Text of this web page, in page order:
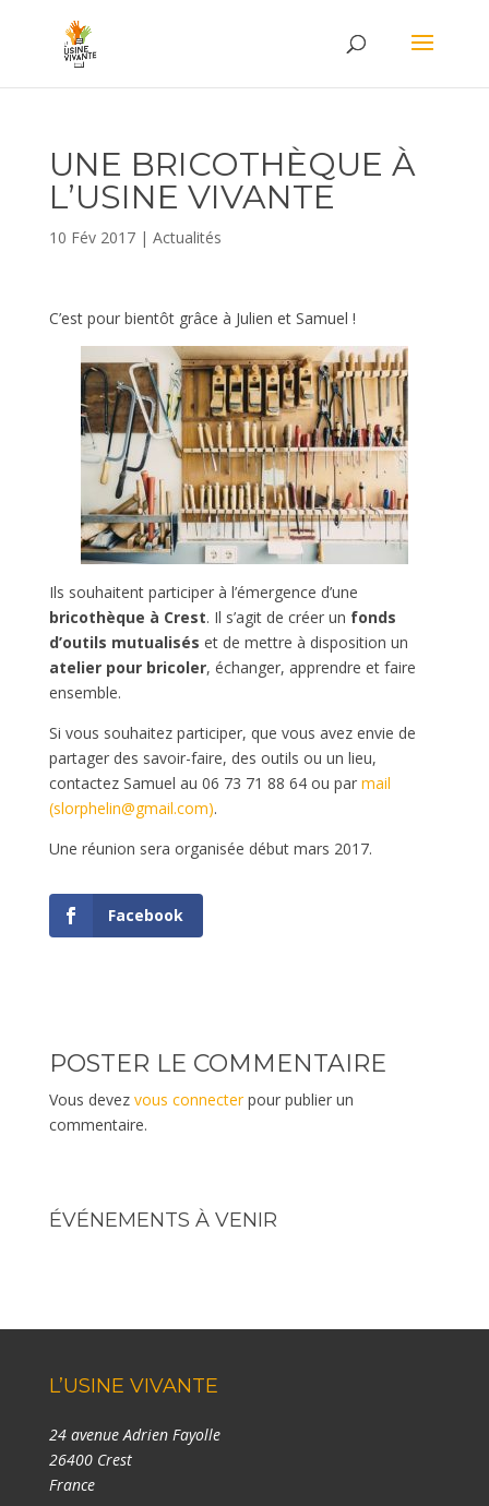
UNE BRICOTHÈQUE À
L’USINE VIVANTE
10 Fév 2017| Actualités
C’est pour bientôt grâce à Julien et Samuel !
Ils souhaitent participer à l’émergence d’une
bricothèque à Crest. Il s’agit de créer un fonds
d’outils mutualisés et de mettre à disposition un
atelier pour bricoler, échanger, apprendre et faire
ensemble.
Si vous souhaitez participer, que vous avez envie de
partager des savoir-faire, des outils ou un lieu,
contactez Samuel au 06 73 71 88 64 ou par mail
(slorphelin@gmail.com).
Une réunion sera organisée début mars 2017.
Facebook
POSTER LE COMMENTAIRE
Vous devez vous connecterpour publier un
commentaire.
ÉVÉNEMENTS À VENIR
L’USINE VIVANTE
24 avenue Adrien Fayolle
26400 Crest
France